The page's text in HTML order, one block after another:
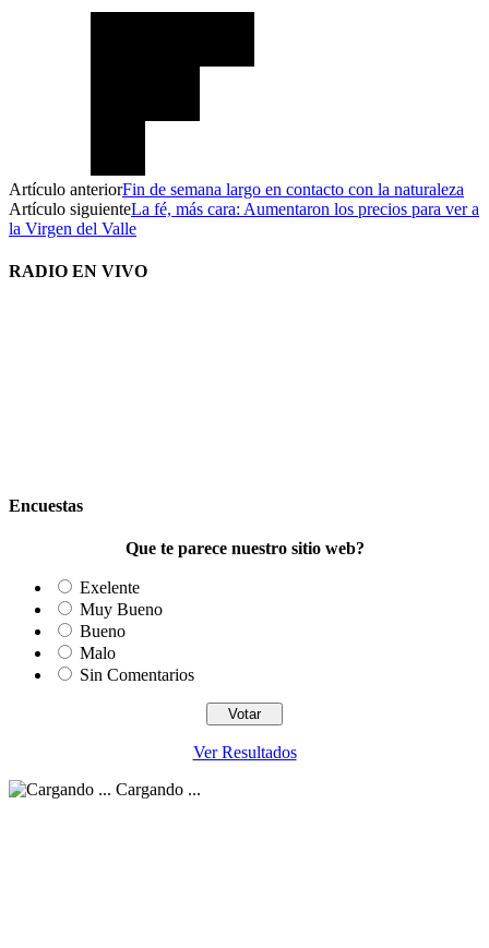
Artículo anteriorFin de semana largo en contacto con la naturaleza
Artículo siguienteLa fé, más cara: Aumentaron los precios para ver a
la Virgen del Valle
RADIO EN VIVO
Encuestas
Que te parece nuestro sitio web?
Exelente
Muy Bueno
Bueno
Malo
Sin Comentarios
Ver Resultados
Cargando ...